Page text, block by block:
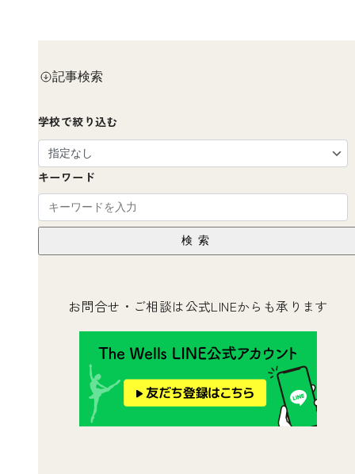
記事検索
学校で絞り込む
キーワード
検索
お問合せ・ご相談は公式LINEからも承ります